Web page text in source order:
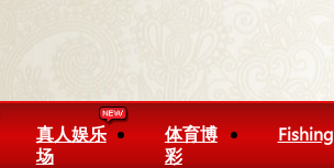
真人娱乐
场
体育博
彩
Fishing